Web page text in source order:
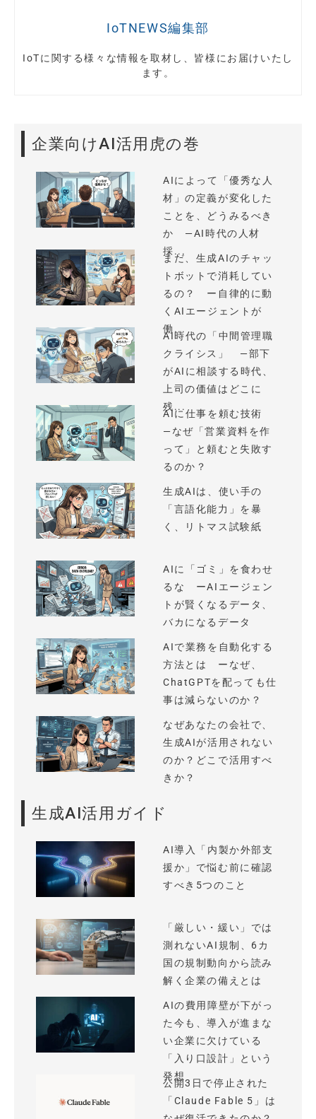
IoTNEWS編集部
IoTに関する様々な情報を取材し、皆様にお届けいたし
ます。
企業向けAI活用虎の巻
AIによって「優秀な人
材」の定義が変化した
ことを、どうみるべき
か —AI時代の人材
採...
まだ、生成AIのチャッ
トボットで消耗してい
るの？ ー自律的に動
くAIエージェントが
働...
AI時代の「中間管理職
クライシス」 —部下
がAIに相談する時代、
上司の価値はどこに
残...
AIに仕事を頼む技術
—なぜ「営業資料を作
って」と頼むと失敗す
るのか？
生成AIは、使い手の
「言語化能力」を暴
く、リトマス試験紙
AIに「ゴミ」を食わせ
るな ーAIエージェン
トが賢くなるデータ、
バカになるデータ
AIで業務を自動化する
方法とは ーなぜ、
ChatGPTを配っても仕
事は減らないのか？
なぜあなたの会社で、
生成AIが活用されない
のか？どこで活用すべ
きか？
生成AI活用ガイド
AI導入「内製か外部支
援か」で悩む前に確認
すべき5つのこと
「厳しい・緩い」では
測れないAI規制、6カ
国の規制動向から読み
解く企業の備えとは
AIの費用障壁が下がっ
た今も、導入が進まな
い企業に欠けている
「入り口設計」という
発想
公開3日で停止された
「Claude Fable 5」は